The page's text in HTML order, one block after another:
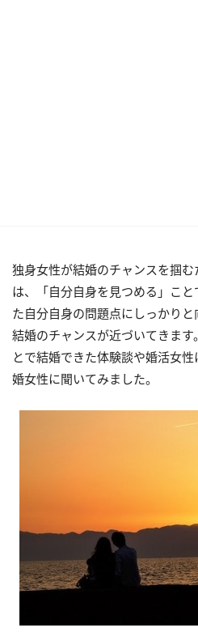
独身女性が結婚のチャンスを掴
は、「自分自身を見つめる」こ
た自分自身の問題点にしっかり
結婚のチャンスが近づいてきま
とで結婚できた体験談や婚活女
婚女性に聞いてみました。